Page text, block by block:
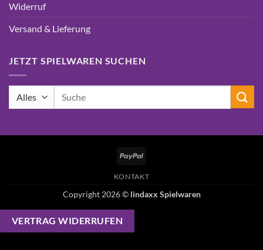
Widerruf
Versand & Lieferung
JETZT SPIELWAREN SUCHEN
PayPal
KONTAKT
Copyright 2026 © lindaxx Spielwaren
VERTRAG WIDERRUFEN